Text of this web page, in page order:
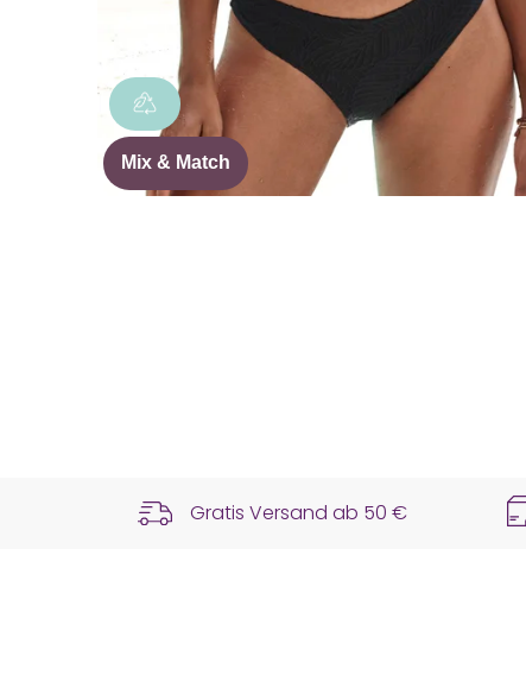
Mix & Match
Gratis Versand ab 50 €